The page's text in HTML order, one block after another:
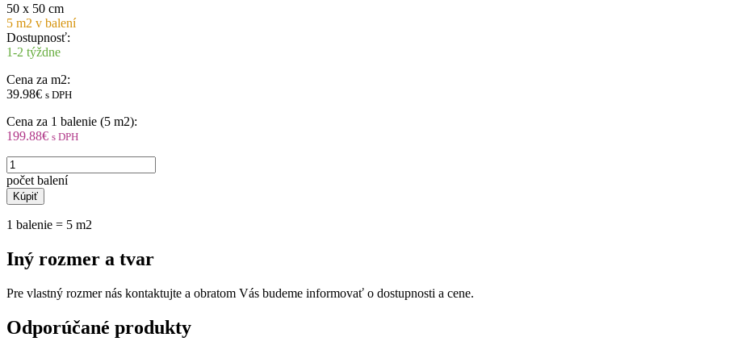
50 x 50 cm
5 m2 v balení
Dostupnosť:
1-2 týždne
Cena za m2:
39.98€ s DPH
Cena za 1 balenie (5 m2):
199.88€ s DPH
Kúpiť
1 balenie = 5 m2
Iný rozmer a tvar
Pre vlastný rozmer nás kontaktujte a obratom Vás budeme informovať o dostupnosti a cene.
Odporúčané produkty